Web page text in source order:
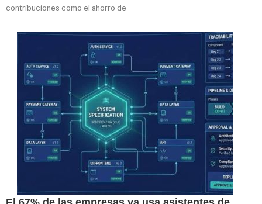
contribuciones como el ahorro de